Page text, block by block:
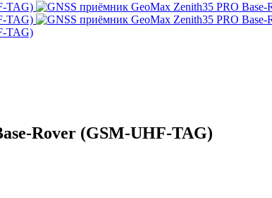
Rover (GSM-UHF-TAG)